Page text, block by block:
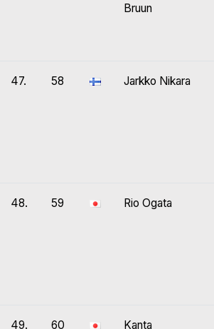
Bruun
47. 58 Jarkko Nikara
48. 59 Rio Ogata
49. 60
Kanta